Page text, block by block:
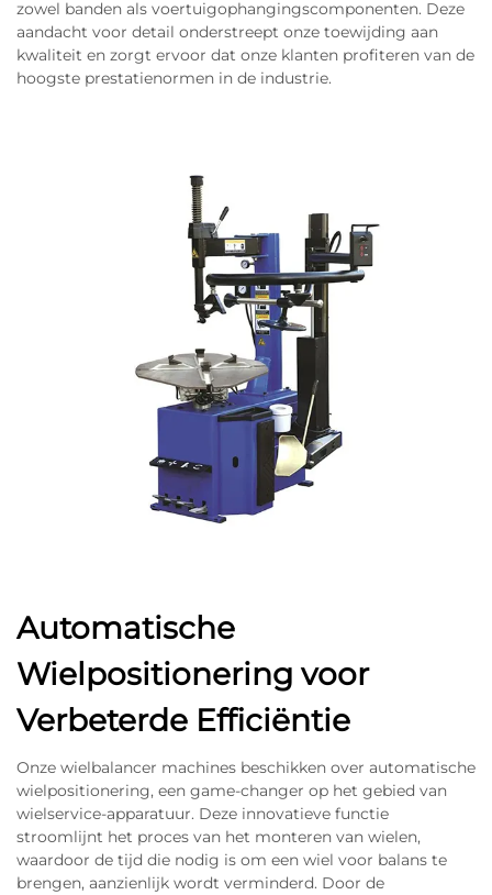
zowel banden als voertuigophangingscomponenten. Deze
aandacht voor detail onderstreept onze toewijding aan
kwaliteit en zorgt ervoor dat onze klanten profiteren van de
hoogste prestatienormen in de industrie.
Automatische
Wielpositionering voor
Verbeterde Efficiëntie
Onze wielbalancer machines beschikken over automatische
wielpositionering, een game-changer op het gebied van
wielservice-apparatuur. Deze innovatieve functie
stroomlijnt het proces van het monteren van wielen,
waardoor de tijd die nodig is om een wiel voor balans te
brengen, aanzienlijk wordt verminderd. Door de